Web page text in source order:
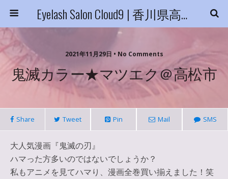
Eyelash Salon Cloud9 | 香川県高松市
2021年11月29日 • No Comments
鬼滅カラー★マツエク＠高松市
Share Tweet Pin Mail SMS
大人気漫画『鬼滅の刃』
ハマった方多いのではないでしょうか？
私もアニメを見てハマり、漫画全巻買い揃えました！笑